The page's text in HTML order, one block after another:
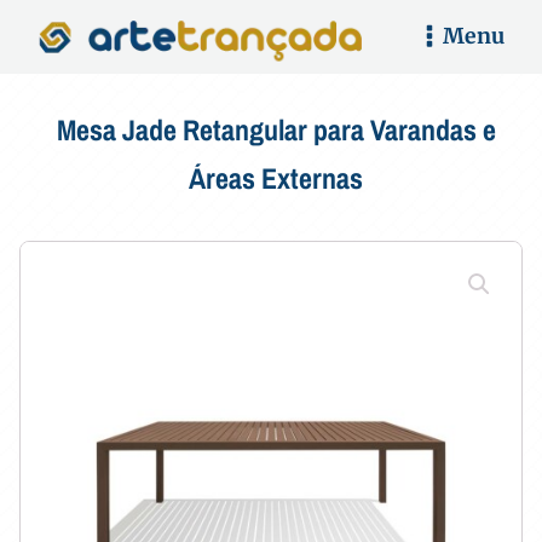
Menu
Mesa Jade Retangular para Varandas e
Áreas Externas